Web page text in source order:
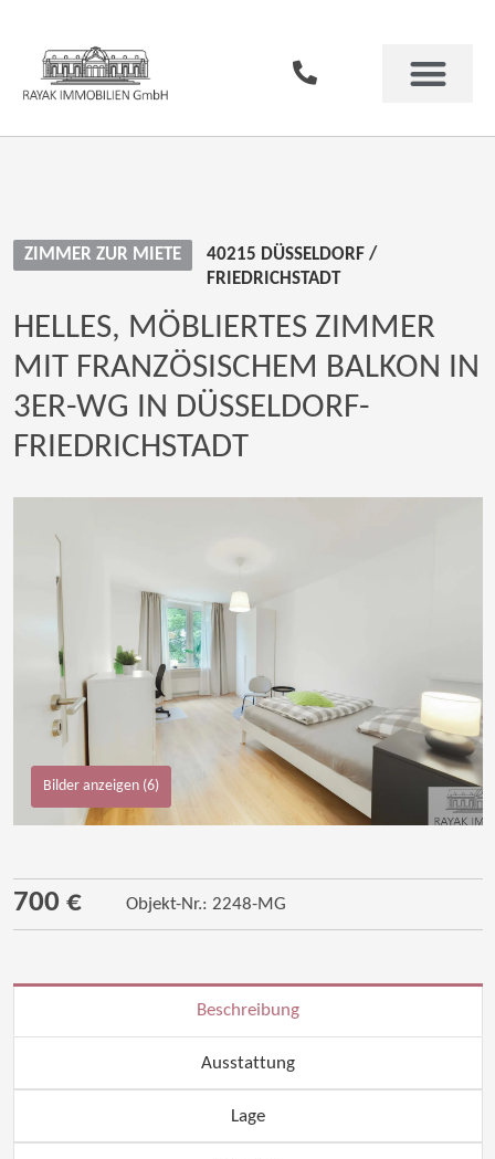
ZIMMER ZUR MIETE
40215 DÜSSELDORF /
FRIEDRICHSTADT
HELLES, MÖBLIERTES ZIMMER
MIT FRANZÖSISCHEM BALKON IN
3ER-WG IN DÜSSELDORF-
FRIEDRICHSTADT
Bilder anzeigen (6)
700 € Objekt-Nr.: 2248-MG
Beschreibung
Ausstattung
Lage